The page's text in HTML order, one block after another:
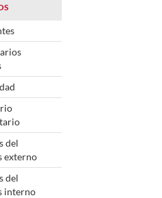
del
externo
del
interno